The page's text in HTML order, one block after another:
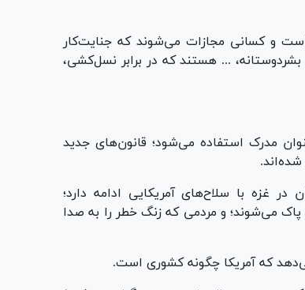
و کسانی مجازات می‌شوند که جنایت‌کار
... هستند که در برابر نسل‌کشی،
مدرک استفاده می‌شود؛ قانون‌های جدید
غزه با سلاح‌های آمریکایی ادامه دارد؛
پاک می‌شوند؛ و مردمی که زنگ خطر را به صدا
که آمریکا چگونه کشوری است.